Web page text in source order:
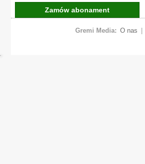
Zamów abonament
Gremi Media: O nas